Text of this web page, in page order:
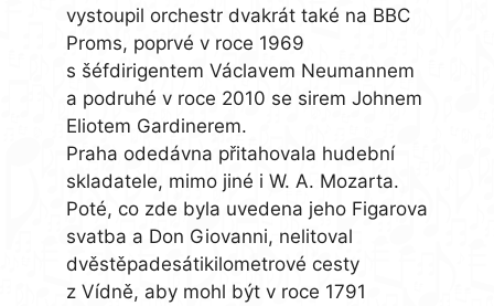
vystoupil orchestr dvakrát také na BBC
Proms, poprvé v roce 1969
s šéfdirigentem Václavem Neumannem
a podruhé v roce 2010 se sirem Johnem
Eliotem Gardinerem.
Praha odedávna přitahovala hudební
skladatele, mimo jiné i W. A. Mozarta.
Poté, co zde byla uvedena jeho Figarova
svatba a Don Giovanni, nelitoval
dvěstěpadesátikilometrové cesty
z Vídně, aby mohl být v roce 1791